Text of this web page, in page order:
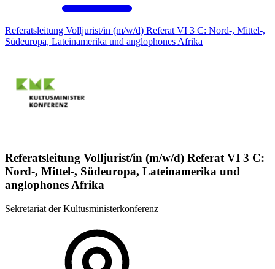
Referatsleitung Volljurist/in (m/w/d) Referat VI 3 C: Nord-, Mittel-,
Südeuropa, Lateinamerika und anglophones Afrika
Referatsleitung Volljurist/in (m/w/d) Referat VI 3 C:
Nord-, Mittel-, Südeuropa, Lateinamerika und
anglophones Afrika
Sekretariat der Kultusministerkonferenz